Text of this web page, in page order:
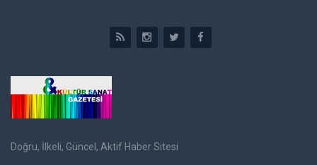
Doğru, İlkeli, Güncel, Aktif Haber Sitesi